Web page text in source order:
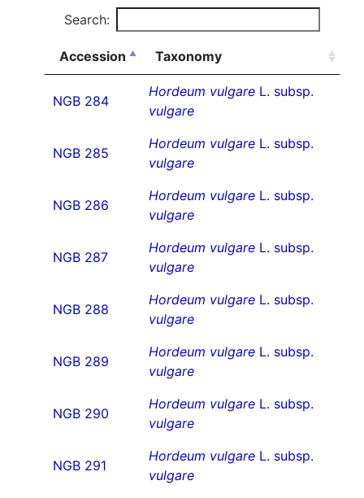
Search:
Accession Taxonomy
NGB 284
Hordeum vulgare L. subsp.
vulgare
NGB 285
Hordeum vulgare L. subsp.
vulgare
NGB 286
Hordeum vulgare L. subsp.
vulgare
NGB 287
Hordeum vulgare L. subsp.
vulgare
NGB 288
Hordeum vulgare L. subsp.
vulgare
NGB 289
Hordeum vulgare L. subsp.
vulgare
NGB 290
Hordeum vulgare L. subsp.
vulgare
NGB 291
Hordeum vulgare L. subsp.
vulgare